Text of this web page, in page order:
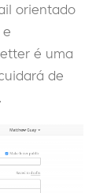
orientado
e
é uma
de